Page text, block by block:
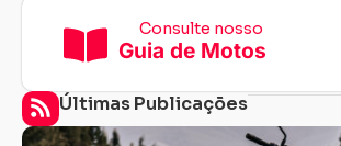
Consulte nosso
Guia de Motos
Últimas Publicações